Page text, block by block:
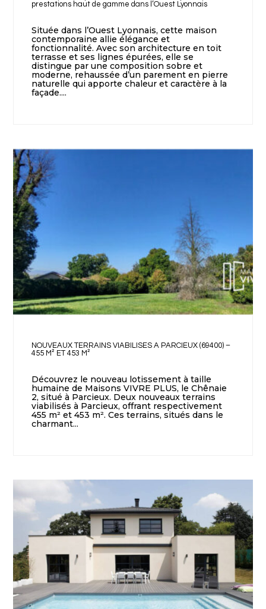
prestations haut de gamme dans l’Ouest Lyonnais
Située dans l’Ouest Lyonnais, cette maison
contemporaine allie élégance et
fonctionnalité. Avec son architecture en toit
terrasse et ses lignes épurées, elle se
distingue par une composition sobre et
moderne, rehaussée d’un parement en pierre
naturelle qui apporte chaleur et caractère à la
façade....
NOUVEAUX TERRAINS VIABILISES A PARCIEUX (69400) –
455 M² ET 453 M²
Découvrez le nouveau lotissement à taille
humaine de Maisons VIVRE PLUS, le Chênaie
2, situé à Parcieux. Deux nouveaux terrains
viabilisés à Parcieux, offrant respectivement
455 m² et 453 m². Ces terrains, situés dans le
charmant...